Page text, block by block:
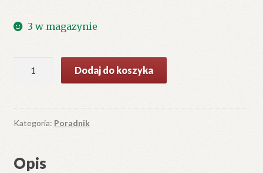
3 w magazynie
wycieczka
krajoznawcza
Dodaj do koszyka
Kategoria: Poradnik
Opis